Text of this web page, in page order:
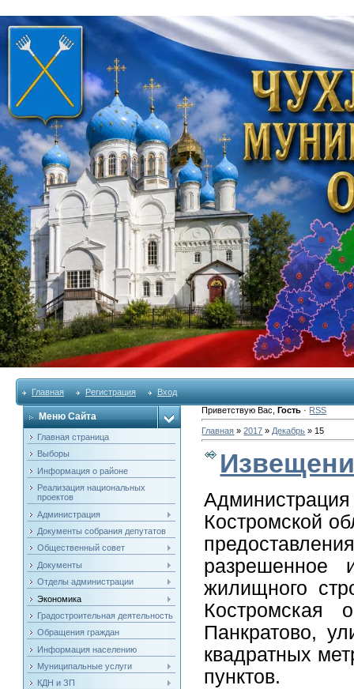
Главная Регистрация Вход
Меню Сайта
Главная страница
Выборы
Информация о районе
Реализация национальных
проектов
Администрация
Документы собрания депутатов
Общественный совет
Документы
Отделы администрации
Экономика
Градостроительная деятельность
Обращения граждан
Информация населению
Муниципальные услуги
КДН и ЗП
Приветствую Вас ,Гость · RSS
Главная »2017 » Декабрь » 15
Костромской
разрешенное
жилищного
Костромская
Панкратово,
квадратных
пунктов.